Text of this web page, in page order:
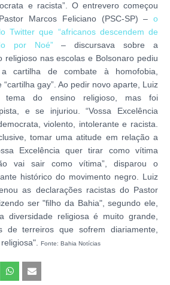
e racista”. O entrevero começou
Marcos Feliciano (PSC-SP) – o
Twitter que “africanos descendem de
por Noé”– discursava sobre a
religioso nas escolas e Bolsonaro pediu
cartilha de combate à homofobia,
gay”. Ao pedir novo aparte, Luiz
tema do ensino religioso, mas foi
e se injuriou. “Vossa Excelência
violento, intolerante e racista.
tomar uma atitude em relação a
Excelência quer tirar como vítima
vai sair como vítima”, disparou o
histórico do movimento negro. Luiz
as declarações racistas do Pastor
ser "filho da Bahia", segundo ele,
diversidade religiosa é muito grande,
de terreiros que sofrem diariamente,
Fonte: Bahia Notícias